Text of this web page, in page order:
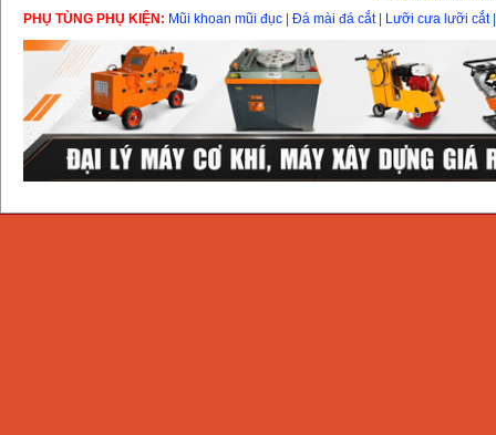
PHỤ TÙNG PHỤ KIỆN: Mũi khoan mũi đục Đá mài đá cắt| Lưỡi cưa lưỡi cắt